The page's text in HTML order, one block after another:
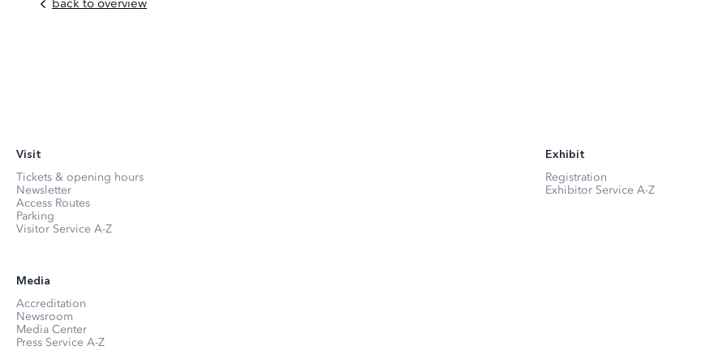
back to overview
Visit
Tickets & opening hours
Newsletter
Access Routes
Parking
Visitor Service A-Z
Exhibit
Registration
Exhibitor Service A-Z
Media
Accreditation
Newsroom
Media Center
Press Service A-Z